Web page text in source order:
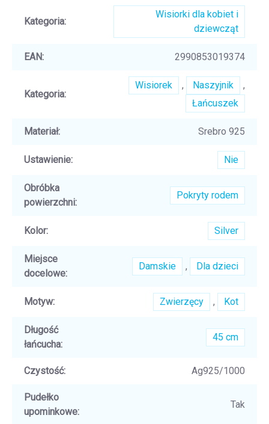
Kategoria:
Wisiorki dla kobiet i
dziewcząt
EAN: 2990853019374
Kategoria:
Wisiorek , Naszyjnik
,
Łańcuszek
Materiał: Srebro 925
Ustawienie: Nie
Obróbka
powierzchni:
Pokryty rodem
Kolor: Silver
Miejsce
docelowe:
Damskie , Dla dzieci
Motyw: Zwierzęcy , Kot
Długość
łańcucha:
45 cm
Czystość: Ag925/1000
Pudełko
upominkowe:
Tak